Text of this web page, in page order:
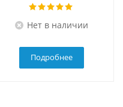
Нет в наличии
Подробнее